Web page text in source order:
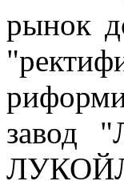
рынок
завод